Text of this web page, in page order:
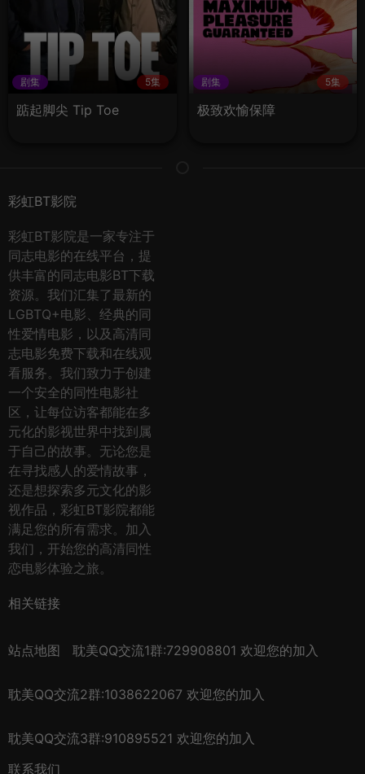
剧集 5集
踮起脚尖 Tip Toe
剧集 5集
极致欢愉保障
彩虹BT影院
彩虹BT影院是一家专注于
同志电影的在线平台，提
供丰富的同志电影BT下载
资源。我们汇集了最新的
LGBTQ+电影、经典的同
性爱情电影，以及高清同
志电影免费下载和在线观
看服务。我们致力于创建
一个安全的同性电影社
区，让每位访客都能在多
元化的影视世界中找到属
于自己的故事。无论您是
在寻找感人的爱情故事，
还是想探索多元文化的影
视作品，彩虹BT影院都能
满足您的所有需求。加入
我们，开始您的高清同性
恋电影体验之旅。
相关链接
站点地图 耽美QQ交流1群:729908801 欢迎您的加入
耽美QQ交流2群:1038622067 欢迎您的加入
耽美QQ交流3群:910895521 欢迎您的加入
联系我们